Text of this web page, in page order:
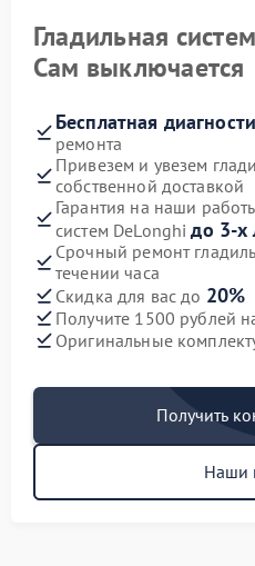
Гладильная
Сам выключается
Бесплатная
ремонта
Привезем и увезем
собственной доставкой
Гарантия на наши
систем DeLonghiдо 3-х
Срочный ремонт
течении часа
Скидка для вас до 20%
Получите 1500 рублей
Оригинальные
Получить
Наши